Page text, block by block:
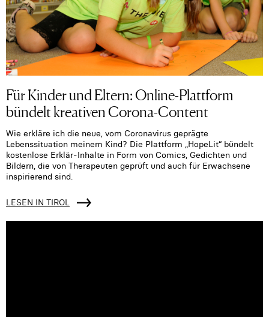
Für Kinder und Eltern: Online-Plattform
bündelt kreativen Corona-Content
Wie erkläre ich die neue, vom Coronavirus geprägte
Lebenssituation meinem Kind? Die Plattform „HopeLit“ bündelt
kostenlose Erklär-Inhalte in Form von Comics, Gedichten und
Bildern, die von Therapeuten geprüft und auch für Erwachsene
inspirierend sind.
LESEN IN TIROL